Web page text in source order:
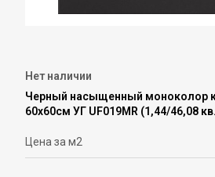
Нет наличии
Черный насыщенный моноколор
60х60см УГ UF019MR (1,44/46,08
Цена за м2